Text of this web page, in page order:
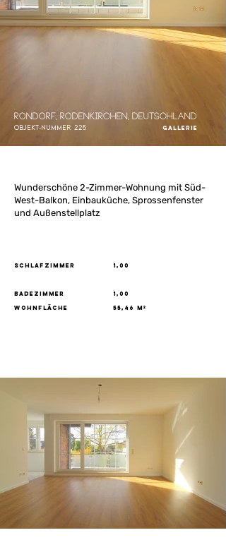
225
Objekt-Nummer
Rondorf, Rodenkirchen, Deutschland
Wunderschöne 2-Zimmer-Wohnung mit Süd-
West-Balkon, Einbauküche, Sprossenfenster
und Außenstellplatz
Gallerie
Schlafzimmer 1,00
Badezimmer
1,00
Wohnfläche
55,46 m²